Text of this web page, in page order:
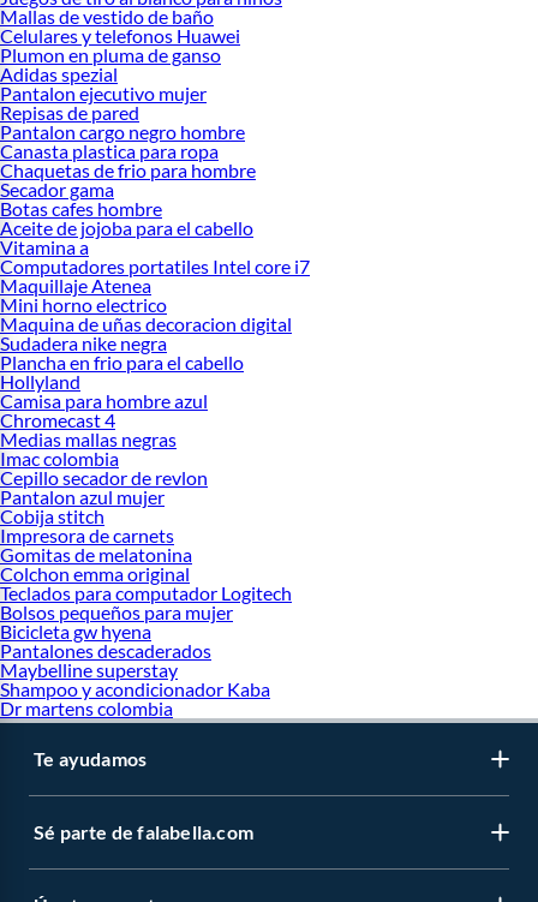
Mallas de vestido de baño
Celulares y telefonos Huawei
Plumon en pluma de ganso
Adidas spezial
Pantalon ejecutivo mujer
Repisas de pared
Pantalon cargo negro hombre
Canasta plastica para ropa
Chaquetas de frio para hombre
Secador gama
Botas cafes hombre
Aceite de jojoba para el cabello
Vitamina a
Computadores portatiles Intel core i7
Maquillaje Atenea
Mini horno electrico
Maquina de uñas decoracion digital
Sudadera nike negra
Plancha en frio para el cabello
Hollyland
Camisa para hombre azul
Chromecast 4
Medias mallas negras
Imac colombia
Cepillo secador de revlon
Pantalon azul mujer
Cobija stitch
Impresora de carnets
Gomitas de melatonina
Colchon emma original
Teclados para computador Logitech
Bolsos pequeños para mujer
Bicicleta gw hyena
Pantalones descaderados
Maybelline superstay
Shampoo y acondicionador Kaba
Dr martens colombia
Te ayudamos
Sé parte de falabella.com